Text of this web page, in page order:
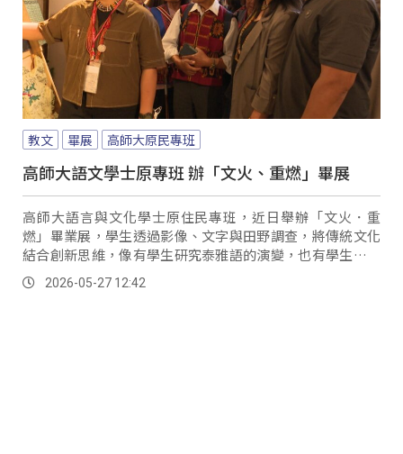
教文 畢展 高師大原民專班
高師大語文學士原專班 辦「文火、重燃」畢展
高師大語言與文化學士原住民專班，近日舉辦「文火．重
燃」畢業展，學生透過影像、文字與田野調查，將傳統文化
結合創新思維，像有學生研究泰雅語的演變，也有學生透過
訪談，記錄少見的古謠即興創作 。
2026-05-27 12:42